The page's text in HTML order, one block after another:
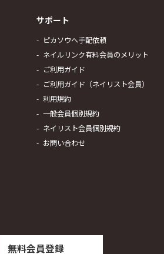
サポート
ピカソウへ手配依頼
ネイルリンク有料会員のメリット
ご利用ガイド
ご利用ガイド（ネイリスト会員）
利用規約
一般会員個別規約
ネイリスト会員個別規約
お問い合わせ
無料会員登録